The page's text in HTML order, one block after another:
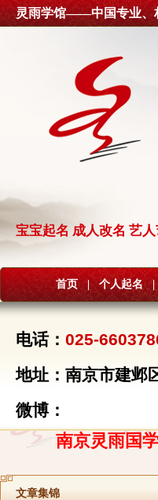
灵雨学馆——中国专业、
宝宝起名 成人改名 艺
首页 | 个人起名 |
电话： 025-
地址：南京市建邺
微博：
南京灵雨国
文章集锦